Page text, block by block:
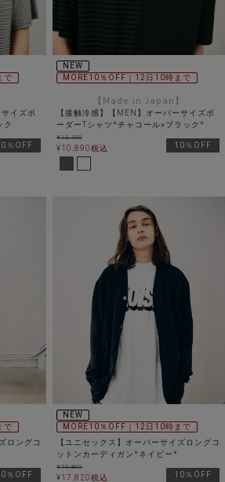
で
イズボ
ク
％OFF
NEW
MORE10％OFF｜12日10時まで
【Made in Japan】
【接触冷感】【MEN】オーバーサイズボ
ーダーTシャツ*チャコール×ブラック*
¥12,100
¥10,890税込 10％OFF
で
ロングコ
％OFF
NEW
MORE10％OFF｜12日10時まで
【ユニセックス】オーバーサイズロングコ
ットンカーディガン*ネイビー*
¥19,800
¥17,820税込 10％OFF